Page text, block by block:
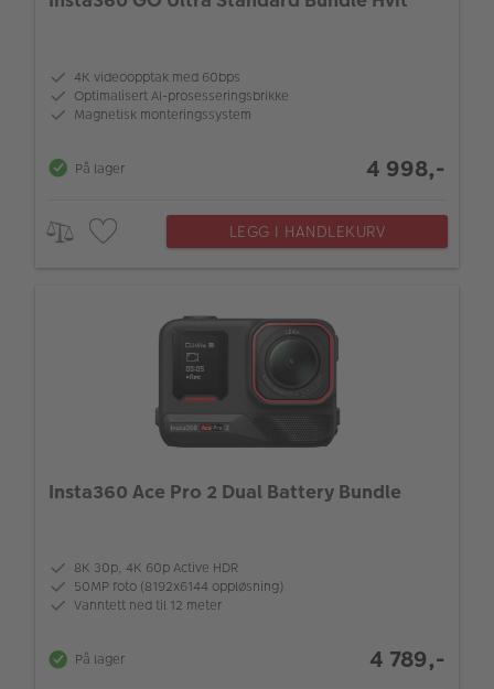
4K videoopptak med 60bps
Optimalisert AI-prosesseringsbrikke
Magnetisk monteringssystem
På lager 4 998,-
LEGG I HANDLEKURV
Insta360 Ace Pro 2 Dual Battery Bundle
8K 30p, 4K 60p Active HDR
50MP foto (8192x6144 oppløsning)
Vanntett ned til 12 meter
På lager 4 789,-